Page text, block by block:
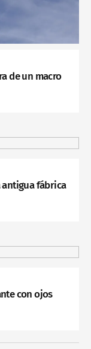
de un macro
fábrica
con ojos